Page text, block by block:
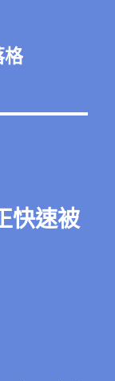
格
快速被